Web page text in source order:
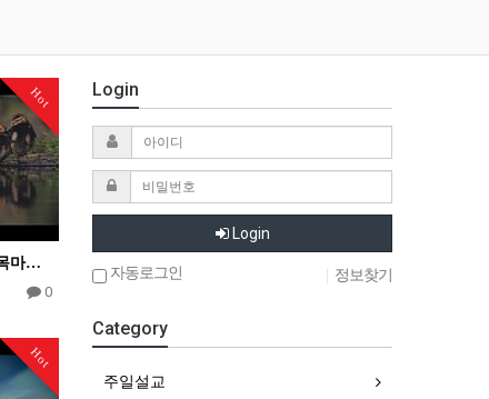
Hot
누구든지 목마르거든 - 목마른 자들아
0
Hot
Login
Login
자동로그인 정보찾기
Category
주일설교